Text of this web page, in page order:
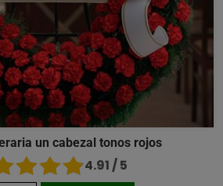
un cabezal tonos rojos
4.91 / 5